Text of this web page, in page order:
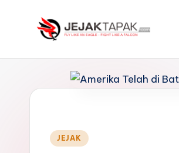
J
An
FightPosted
JEJAK